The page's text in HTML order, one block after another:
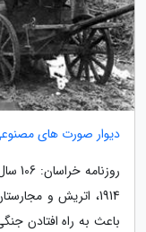
دیوار صورت های
1914، اتریش و